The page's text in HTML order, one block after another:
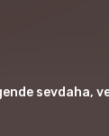
sevdaha,